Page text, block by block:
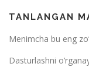
TANLANGAN
Menimcha bu eng
Dasturlashni